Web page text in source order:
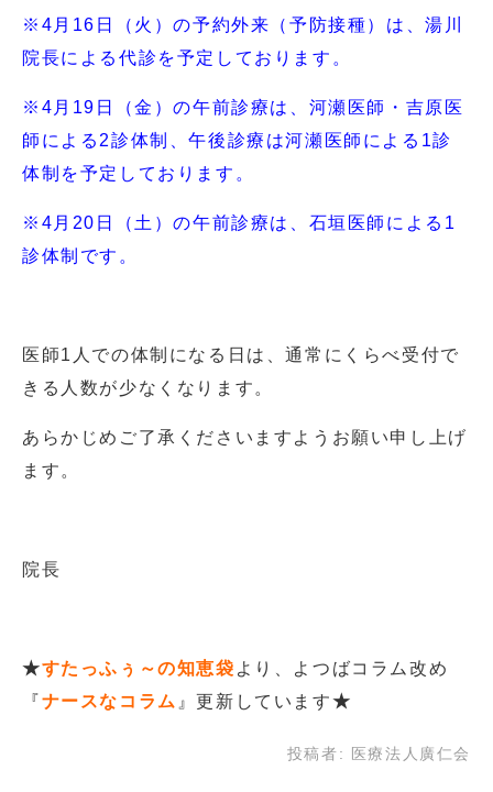
※4月16日（火）の予約外来（予防接種）は、湯川
院長による代診を予定しております。
※4月19日（金）の午前診療は、河瀬医師・吉原医
師による2診体制、午後診療は河瀬医師による1診
体制を予定しております。
※4月20日（土）の午前診療は、石垣医師による1
診体制です。
医師1人での体制になる日は、通常にくらべ受付で
きる人数が少なくなります。
あらかじめご了承くださいますようお願い申し上げ
ます。
院長
★すたっふぅ～の知恵袋 より、よつばコラム改め
『ナースなコラム 』更新しています★
投稿者: 医療法人廣仁会